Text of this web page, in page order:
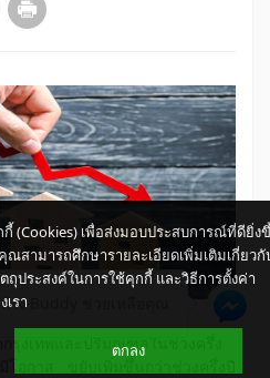
รุงเทพและปริมณฑลในช่วงครึ่ง
(Cookies) เพื่อส่งมอบประสบการณ์ที่ดียิ่ง
สามารถศึกษารายละเอียดเพิ่มเติมเกี่ยวกั
ประสงค์ในการใช้คุกกี้ และวิธีการตั้งค่า
เรา
ตกลง
K-Buddy ช่วยเหลือคุณ